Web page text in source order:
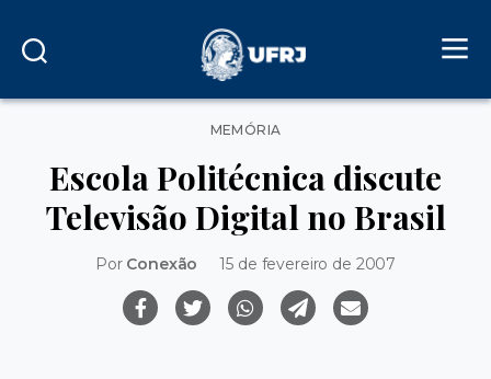
Categorias
MEMÓRIA
Escola Politécnica discute
Televisão Digital no Brasil
Por Conexão 15 de fevereiro de 2007